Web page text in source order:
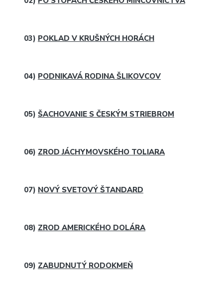
03) POKLAD V KRUŠNÝCH HORÁCH
04) PODNIKAVÁ RODINA ŠLIKOVCOV
05) ŠACHOVANIE S ČESKÝM STRIEBROM
06) ZROD JÁCHYMOVSKÉHO TOLIARA
07) NOVÝ SVETOVÝ ŠTANDARD
08) ZROD AMERICKÉHO DOLÁRA
09) ZABUDNUTÝ RODOKMEŇ